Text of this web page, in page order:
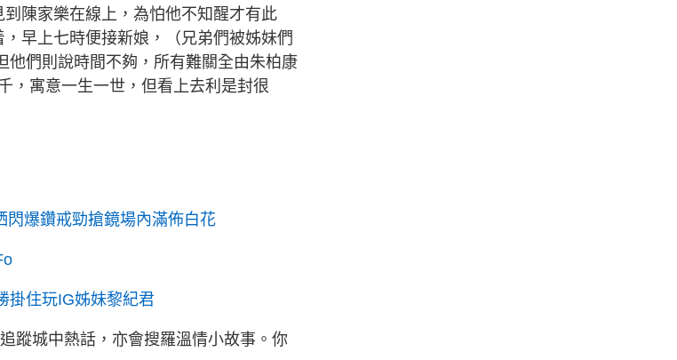
陳家樂在線上，為怕他不知醒才有此
早上七時便接新娘，（兄弟們被姊妹們
們則說時間不夠，所有難關全由朱柏康
，寓意一生一世，但看上去利是封很
閃爆鑽戒勁搶鏡場內滿佈白花
掛住玩IG姊妹黎紀君
蹤城中熱話，亦會搜羅溫情小故事。你